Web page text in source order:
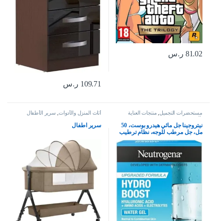
81.02 ر.س
109.71 ر.س
مستحضرات التجميل منتجات العناية
بالبشرة
نيتروجينا جل مائي هيدرو بوست، 50
مل، جل مرطب للوجه، نظام ترطيب
كامل للعناية بالبشرة مع حمض
الهيالورونيك، خفيف الوزن، غير
كوميدوغينيك، ومناسب للبشرة
الجافة – قد يختلف التغليف، من
نيوتريجينا
أثاث المنزل والأدوات سرير الأطفال
سرير اطفال